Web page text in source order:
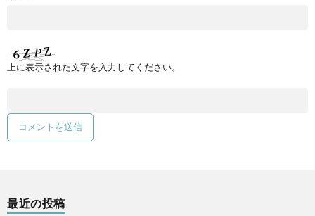
上に表示された文字を入力してください。
最近の投稿